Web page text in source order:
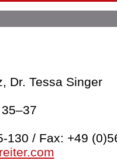
Dr. Tessa Singer
130 / Fax: +49